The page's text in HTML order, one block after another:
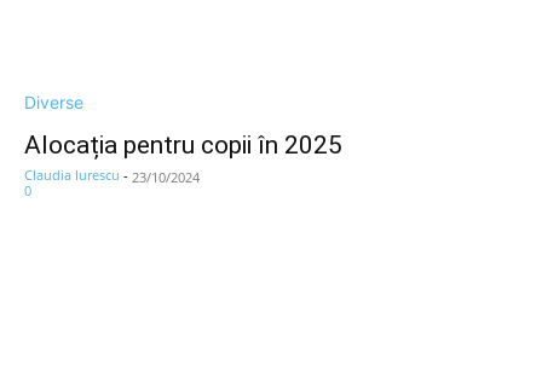
Diverse
Alocația pentru copii în 2025
Claudia Iurescu - 23/10/2024
0